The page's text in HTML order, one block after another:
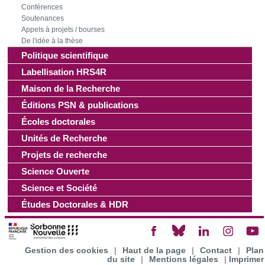
Les cookies nous permettent de personnaliser le contenu
et les annonces, d'offrir des fonctionnalités relatives aux
médias sociaux et d'analyser notre trafic. Nous
partageons également des informations sur l'utilisation de
notre site avec nos partenaires de médias sociaux, de
publicité et d'analyse, qui peuvent combiner celles-ci avec
d'autres informations que vous leur avez fournies ou qu'ils
ont collectées lors de votre utilisation de leurs services.
Conférences
Soutenances
Appels à projets / bourses
De l'idée à la thèse
Politique scientifique
Labellisation HRS4R
Maison de la Recherche
Éditions PSN & publications
Écoles doctorales
Unités de Recherche
Projets de recherche
Science Ouverte
Science et Société
Études Doctorales & HDR
Gestion des cookies | Haut de la page | Contact |
Plan
du site
| Mentions légales | Imprimer